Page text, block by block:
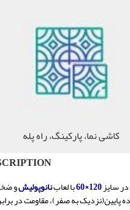
کاشی نما، پارکینگ، راه پله
سایز با لعابنانوپولیشو
به صفر)، مقاومت در